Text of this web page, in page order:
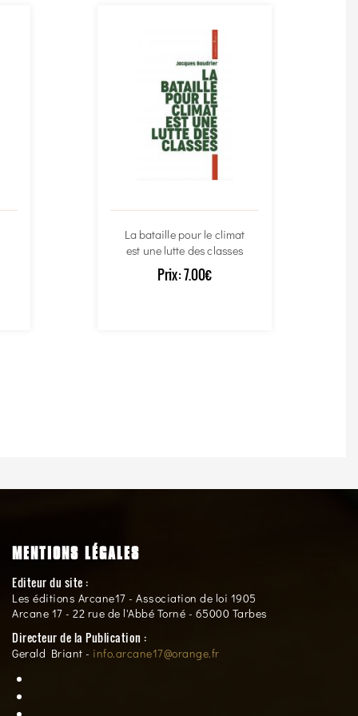
La bataille pour le climat
est une lutte des classes
Prix:7.00€
MENTIONS LÉGALES
Editeur du site :
Les éditions Arcane17 - Association de loi 1905
Arcane 17 - 22 rue de l'Abbé Torné - 65000 Tarbes
Directeur de la Publication :
Gerald Briant - info.arcane17@orange.fr